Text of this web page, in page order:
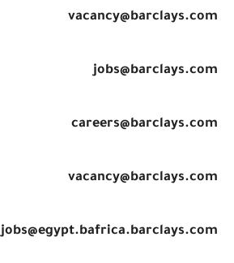
vacancy@barclays.com
jobs@barclays.com
careers@barclays.com
vacancy@barclays.com
jobs@egypt.bafrica.barclays.com